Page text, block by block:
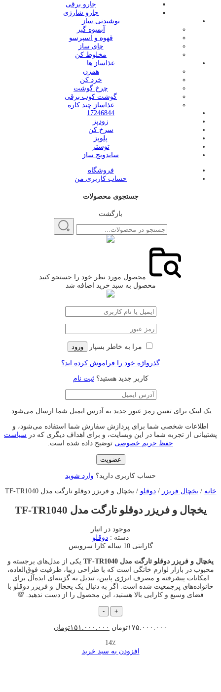
جارو برقی
جارو شارژی
نوشیدنی ساز
آبمیوه گیر
قهوه و اسپرسو
چای ساز
مخلوط کن
غذاساز ها
همزن
خرد کن
چرخ گوشت
گوشت کوب برقی
غذاساز چند کاره
17246844
زودپز
سرخ کن
پلوپز
توستر
ساندویچ ساز
فروشگاه
حساب کاربری من
جستجوی محصولات
بازگشت
محصول مورد نظر خود را جستجو کنید
محصول به سبد خرید اضافه شد
مرا به خاطر بسپار ورود
گذرواژه خود را فراموش کرده اید؟
کاربر جدید هستید؟ثبت نام
یک لینک برای تعیین رمز عبور جدید به آدرس ایمیل شما ارسال می‌شود.
اطلاعات شخصی شما برای پردازش سفارش شما استفاده می‌شود، و
پشتیبانی از تجربه شما در این وبسایت، و برای اهداف دیگری که در سیاست
حفظ حریم خصوصی توضیح داده شده است.
عضویت
حساب کاربری دارید؟ وارد شوید
خانه / یخچال فریزر /دوقلو / یخچال و فریزر دوقلو تارگت مدل TF-TR1040
یخچال و فریزر دوقلو تارگت مدل TF-TR1040
موجود در انبار
دسته : دوقلو
گارانتی 10 ساله کارا سرویس
یخچال و فریزر دوقلو تارگت مدل TF-TR1040
یکی از مدل‌های برجسته و
محبوب در بازار لوازم خانگی است که با طراحی زیبا، ظرفیت فوق‌العاده،
امکانات پیشرفته و مصرف انرژی پایین، تبدیل به گزینه‌ای ایده‌آل برای
خانواده‌های پرجمعیت شده است. اگر به دنبال یک یخچال و فریزر دوقلو با
فضای وسیع و کارایی بالا هستید، این محصول را از دست ندهید. 💯
یخچال
و
فریزر
تارگت
مدل
+
-
۱۷۵.۰۰۰.۰۰۰تومان قیمت
بود.
۱۵۱.۰۰۰.۰۰۰تومان
14٪
افزودن به سبد خرید